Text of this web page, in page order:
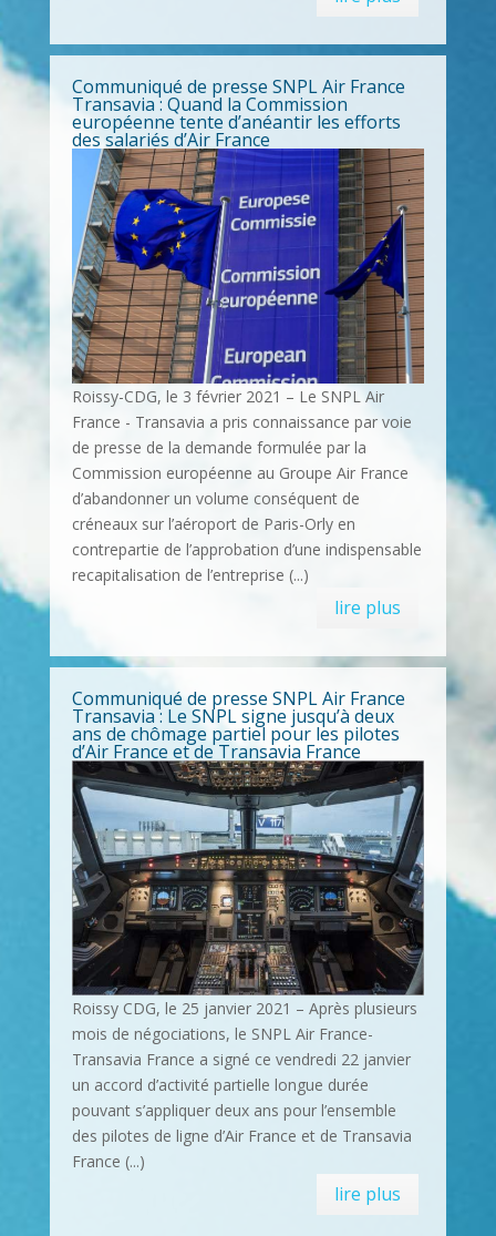
Communiqué de presse SNPL Air France
Transavia : Quand la Commission
européenne tente d’anéantir les efforts
des salariés d’Air France
Roissy-CDG, le 3 février 2021 – Le SNPL Air
France - Transavia a pris connaissance par voie
de presse de la demande formulée par la
Commission européenne au Groupe Air France
d’abandonner un volume conséquent de
créneaux sur l’aéroport de Paris-Orly en
contrepartie de l’approbation d’une indispensable
recapitalisation de l’entreprise (...)
lire plus
Communiqué de presse SNPL Air France
Transavia : Le SNPL signe jusqu’à deux
ans de chômage partiel pour les pilotes
d’Air France et de Transavia France
Roissy CDG, le 25 janvier 2021 – Après plusieurs
mois de négociations, le SNPL Air France-
Transavia France a signé ce vendredi 22 janvier
un accord d’activité partielle longue durée
pouvant s’appliquer deux ans pour l’ensemble
des pilotes de ligne d’Air France et de Transavia
France (...)
lire plus